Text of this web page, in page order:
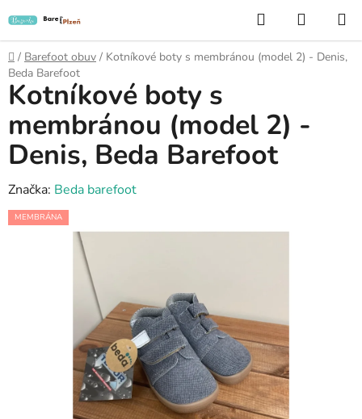
na
obsah
Hledat
KOŠÍK
Domů
/ Barefoot obuv / Kotníkové boty s membránou (model 2) - Denis,
Beda Barefoot
Kotníkové boty s
membránou (model 2) -
Denis, Beda Barefoot
Značka: Beda barefoot
MEMBRÁNA